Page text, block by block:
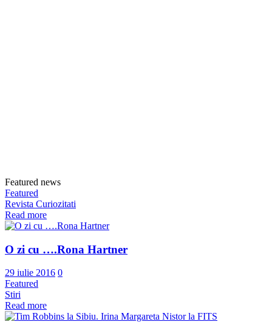
Featured news
Featured
Revista Curiozitati
Read more
O zi cu ….Rona Hartner
29 iulie 2016 0
Featured
Stiri
Read more